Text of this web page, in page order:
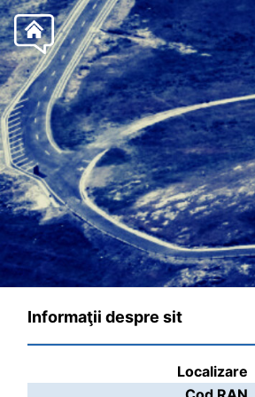
Informaţii despre sit
Localizare